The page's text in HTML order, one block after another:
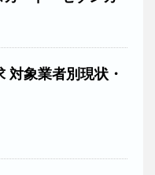
対象業者別現状・